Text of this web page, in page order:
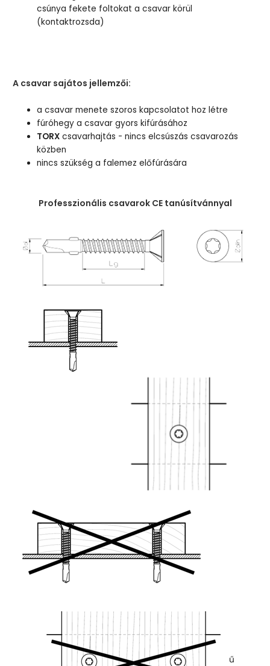
csúnya fekete foltokat a csavar körül
(kontaktrozsda)
A csavar sajátos jellemzői:
a csavar menete szoros kapcsolatot hoz létre
fúróhegy a csavar gyors kifúrásához
TORX csavarhajtás - nincs elcsúszás csavarozás
közben
nincs szükség a falemez előfúrására
Professzionális csavarok CE tanúsítvánnyal
ű